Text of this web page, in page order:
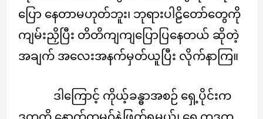
ပြော နေတာမဟုတ်ဘူး၊ ဘုရားပါဠိတော်တွေကို
ကျမ်းညှိပြီး တိတိကျကျပြောပြနေတယ် ဆိုတဲ့
အချက် အလေးအနက်မှတ်ယူပြီး လိုက်နာကြ။
ဒါကြောင့် ကိုယ့်ခန္ဓာအစဉ် ရှေ့ပိုင်းက